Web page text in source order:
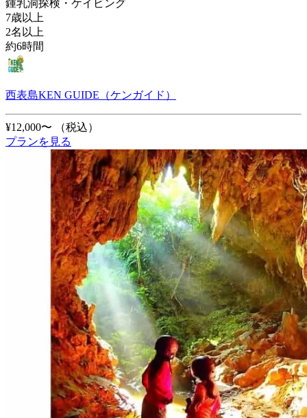
鍾乳洞探検・ケイビング
7歳以上
2名以上
約6時間
西表島KEN GUIDE（ケンガイド）
¥12,000〜
（税込）
プランを見る